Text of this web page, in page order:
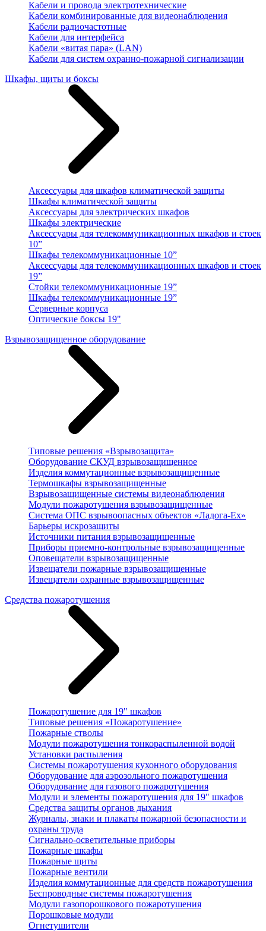
Кабели и провода электротехнические
Кабели комбинированные для видеонаблюдения
Кабели радиочастотные
Кабели для интерфейса
Кабели «витая пара» (LAN)
Кабели для систем охранно-пожарной сигнализации
Шкафы, щиты и боксы
Аксессуары для шкафов климатической защиты
Шкафы климатической защиты
Аксессуары для электрических шкафов
Шкафы электрические
Аксессуары для телекоммуникационных шкафов и стоек
10”
Шкафы телекоммуникационные 10”
Аксессуары для телекоммуникационных шкафов и стоек
19”
Стойки телекоммуникационные 19”
Шкафы телекоммуникационные 19”
Серверные корпуса
Оптические боксы 19"
Взрывозащищенное оборудование
Типовые решения «Взрывозащита»
Оборудование СКУД взрывозащищенное
Изделия коммутационные взрывозащищенные
Термошкафы взрывозащищенные
Взрывозащищенные системы видеонаблюдения
Модули пожаротушения взрывозащищенные
Система ОПС взрывоопасных объектов «Ладога-Ex»
Барьеры искрозащиты
Источники питания взрывозащищенные
Приборы приемно-контрольные взрывозащищенные
Оповещатели взрывозащищенные
Извещатели пожарные взрывозащищенные
Извещатели охранные взрывозащищенные
Средства пожаротушения
Пожаротушение для 19" шкафов
Типовые решения «Пожаротушение»
Пожарные стволы
Модули пожаротушения тонкораспыленной водой
Установки распыления
Системы пожаротушения кухонного оборудования
Оборудование для аэрозольного пожаротушения
Оборудование для газового пожаротушения
Модули и элементы пожаротушения для 19" шкафов
Средства защиты органов дыхания
Журналы, знаки и плакаты пожарной безопасности и
охраны труда
Сигнально-осветительные приборы
Пожарные шкафы
Пожарные щиты
Пожарные вентили
Изделия коммутационные для средств пожаротушения
Беспроводные системы пожаротушения
Модули газопорошкового пожаротушения
Порошковые модули
Огнетушители